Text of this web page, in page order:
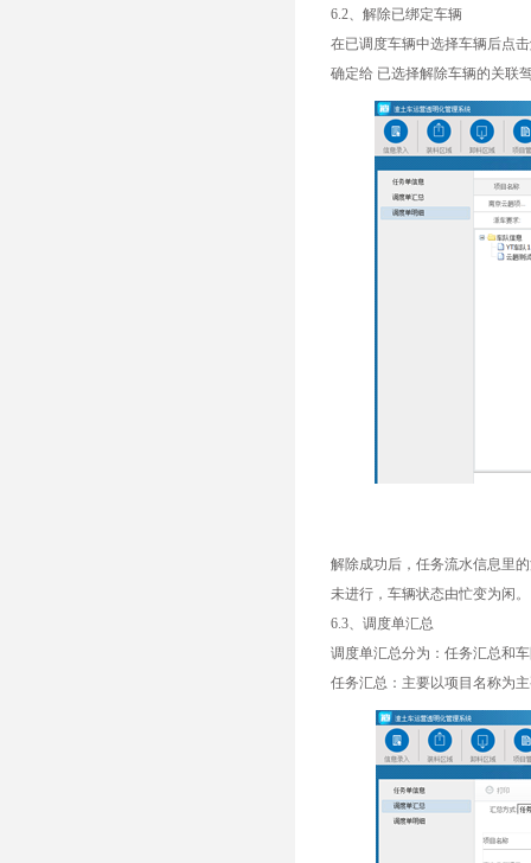
6.2、解除已绑定车辆
在已调度车辆中选择车辆后点
确定给 已选择解除车辆的关联
解除成功后，任务流水信息里
未进行，车辆状态由忙变为闲。
6.3、调度单汇总
调度单汇总分为：任务汇总和
任务汇总：主要以项目名称为